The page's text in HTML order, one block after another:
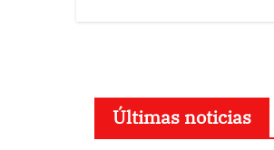
Últimas noticias